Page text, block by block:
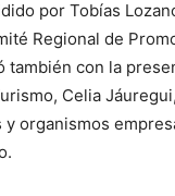
por Tobías
Regional de
también con la
Celia
y organismos